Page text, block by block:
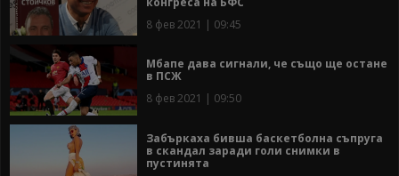
8 фев 2021 | 09:45
Мбапе дава сигнали, че също ще остане
в ПСЖ
8 фев 2021 | 09:50
Забъркаха бивша баскетболна съпруга
в скандал заради голи снимки в
пустинята